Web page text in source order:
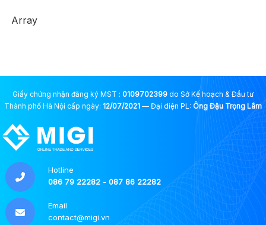
Array
Giấy chứng nhận đăng ký MST : 0109702399 do Sở Kế hoạch & Đầu tư
Thành phố Hà Nội cấp ngày: 12/07/2021 — Đại diện PL: Ông Đậu Trọng Lâm
Hotline
086 79 22282- 087 86 22282
Email
contact@migi.vn